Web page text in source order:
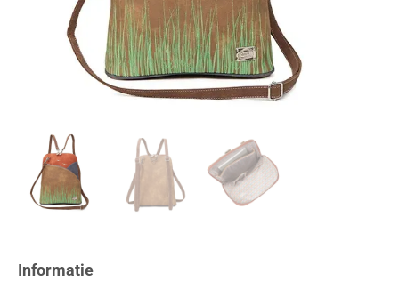
Informatie